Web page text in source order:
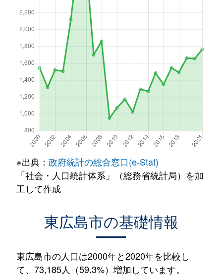
※出典： 政府統計の総合窓口(e-Stat)
「社会・人口統計体系」（総務省統計局）を加
工して作成
東広島市の基礎情報
東広島市の人口は2000年と2020年を比較し
て、73,185人（59.3%）増加しています。